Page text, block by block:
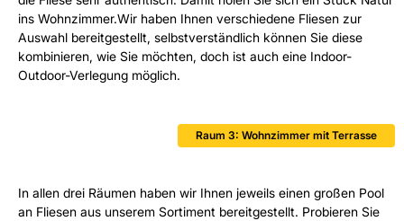
ins Wohnzimmer.Wir haben Ihnen verschiedene Fliesen zur
Auswahl bereitgestellt, selbstverständlich können Sie diese
kombinieren, wie Sie möchten, doch ist auch eine Indoor-
Outdoor-Verlegung möglich.
Raum 3: Wohnzimmer mit Terrasse
In allen drei Räumen haben wir Ihnen jeweils einen großen Pool
an Fliesen aus unserem Sortiment bereitgestellt. Probieren Sie